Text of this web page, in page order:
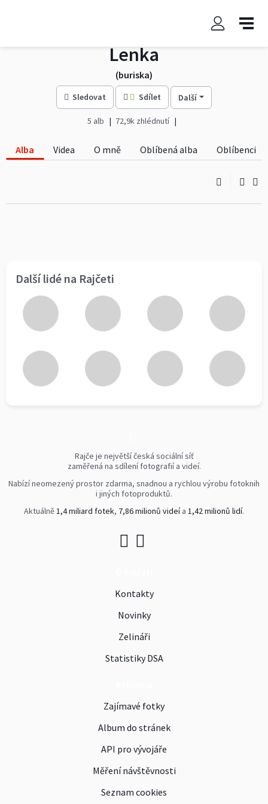
Lenka
(buriska)
Sledovat Sdílet Další
5 alb 72,9k zhlédnutí
Alba Videa O mně Oblíbená alba Oblíbenci
Další lidé na Rajčeti
Rajče je největší česká sociální síť
zaměřená na sdílení fotografií a videí.
Nabízí neomezený prostor zdarma, snadnou a rychlou výrobu fotoknih
i jiných fotoproduktů.
Aktuálně1,4 miliard fotek, 7,86 milionů videía 1,42 milionů lidí.
Kontakty
Novinky
Zelináři
Statistiky DSA
Zajímavé fotky
Album do stránek
API pro vývojáře
Měření návštěvnosti
Seznam cookies